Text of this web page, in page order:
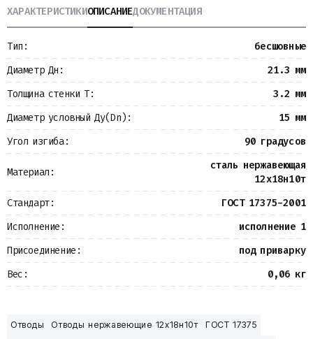
Металлопрокат
Измерительные приборы
Детали трубопроводов
Водомерные узлы
Запорная арматура
ХАРАКТЕРИСТИКИОПИСАНИЕДОКУМЕНТАЦИЯ
Тип:
бесшовные
Диаметр Дн:
21.3 мм
Толщина стенки Т:
3.2 мм
Диаметр условный Ду(Dn):
15 мм
Угол изгиба:
90 градусов
Материал:
сталь нержавеющая
12х18н10т
Стандарт:
ГОСТ 17375-2001
Исполнение:
исполнение 1
Присоединение:
под приварку
Вес:
0,06 кг
Отводы Отводы нержавеющие 12х18н10т
ГОСТ 17375